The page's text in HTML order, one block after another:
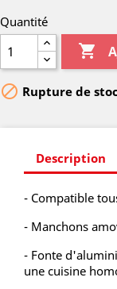
Quantité

 Rupture de
Description
- Compatible
- Manchons
- Fonte
une cuisine